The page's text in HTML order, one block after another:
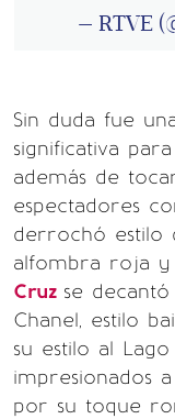
— RTVE
Sin duda fue
significativa
además de
espectadores
derrochó estilo
alfombra roja y
Cruz se
Chanel, estilo
su estilo al
impresionados
por su toque